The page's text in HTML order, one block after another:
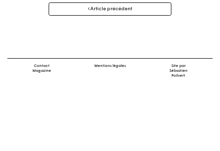
Navigation
Article précédent
Contact
Magazine
Mentions légales
Site par
Sébastien
Poilvert